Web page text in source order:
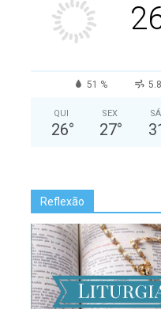
51 %
QUI
26°
SEX
27°
Reflexão